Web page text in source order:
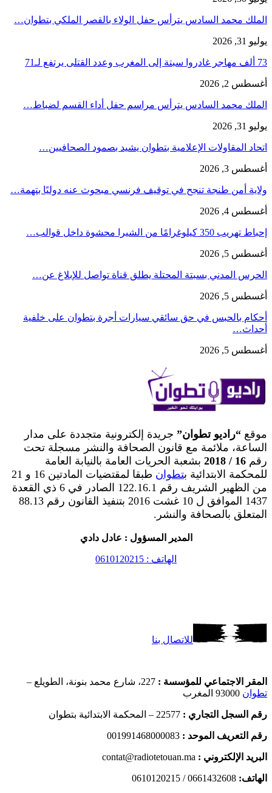
الملك محمد السادس يترأس حفل الولاء بالقصر الملكي بتطوان…
يوليو 31, 2026
73 ألف مهاجر غادروا سبتة إلى المغرب وعدد القتلى يرتفع لـ71
أغسطس 2, 2026
الملك محمد السادس يترأس مراسم حفل أداء القسم لضباط…
يوليو 31, 2026
اتحاد المقاولات الإعلامية بتطوان يشيد بصمود الصحافيين…
أغسطس 3, 2026
ولاية أمن طنجة تنجح في توقيف فرنسي مبحوث عنه دوليًا بتهمة…
أغسطس 4, 2026
إحباط تهريب 350 كيلوغرامًا من الشيرا محشوة داخل قوالب…
أغسطس 5, 2026
الحرس المدني بسبتة المحتلة يطلق قناة تواصل للإبلاغ عن…
أغسطس 5, 2026
أحكام بالحبس في حق سائقي سيارات أجرة بتطوان على خلفية
أحداث…
أغسطس 5, 2026
موقع “راديو تطوان” جريدة إلكترونية متجددة على مدار
الساعة، ملائمة مع قانون الصحافة والنشر مسجلة تحت
رقم 16 / 2018
بشعبة الحريات العامة بالنيابة العامة
للمحكمة الابتدائية بتطوان
طبقا لمقتضيات المادتين 16 و 21
من الظهير الشريف رقم 122.16.1 الصادر في 6 ذي القعدة
1437 الموافق ل 10 غشت 2016 بتنفيذ القانون رقم 88.13
المتعلق بالصحافة والنشر.
المدير المسؤول : عادل دادي
الهاتف : 0610120215
للاتصال بنا
المقر الاجتماعي للمؤسسة : 227، شارع محمد بنونة، الطويلع –
تطوان
رقم السجل التجاري : 22577 – المحكمة الابتدائية بتطوان
رقم التعريف الموحد : 001991468000083
البريد الإلكتروني : contat@radiotetouan.ma
الهاتف: 0661432608 / 0610120215